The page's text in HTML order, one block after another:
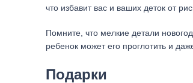
что избавит вас и ваших деток от
Помните, что мелкие детали
ребенок может его проглотить и
Подарки